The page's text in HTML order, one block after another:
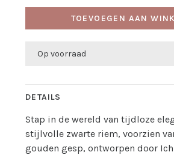
TOEVOEGEN AAN
Op voorraad
DETAILS
Stap in de wereld van tijdloze
stijlvolle zwarte riem, voorzien
gouden gesp, ontworpen door